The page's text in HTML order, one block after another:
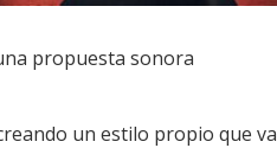
propuesta sonora
un estilo propio que va